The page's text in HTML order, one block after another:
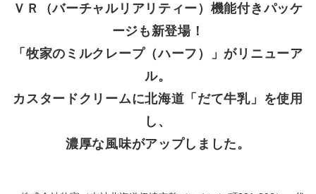
ＶＲ（バーチャルリアリティー）機能付きパッケ
ージも新登場！
「牧家のミルクレープ（ハーフ）」がリニューア
ル。
カスタードクリームに北海道「だて牛乳」を使用
し、
濃厚な風味がアップしました。